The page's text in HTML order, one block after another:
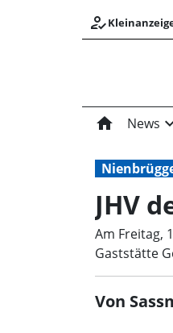
how_to_reg
home News
JHV
Am Freitag,
Gaststätte
Von